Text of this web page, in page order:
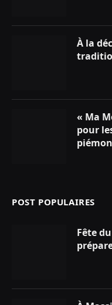
À la
« Ma
pour
POST POPULAIRES
Fête